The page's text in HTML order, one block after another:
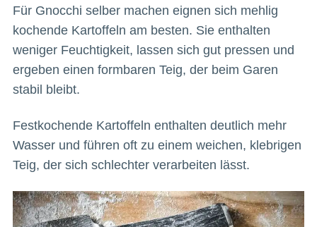
Für Gnocchi selber machen eignen sich mehlig
kochende Kartoffeln am besten. Sie enthalten
weniger Feuchtigkeit, lassen sich gut pressen und
ergeben einen formbaren Teig, der beim Garen
stabil bleibt.
Festkochende Kartoffeln enthalten deutlich mehr
Wasser und führen oft zu einem weichen, klebrigen
Teig, der sich schlechter verarbeiten lässt.